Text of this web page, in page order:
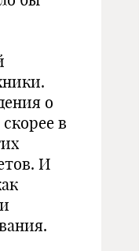
о
в
И